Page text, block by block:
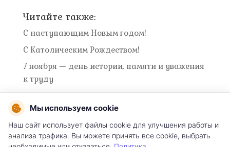
Читайте также:
С наступающим Новым годом!
С Католическим Рождеством!
7 ноября — день истории, памяти и уважения
к труду
Условия использования сайта
Мы используем cookie
Наш сайт использует файлы cookie для улучшения работы и
анализа трафика. Вы можете принять все cookie, выбрать